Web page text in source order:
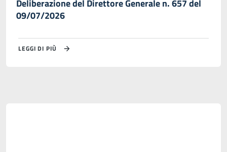
Deliberazione del Direttore Generale n. 657 del
09/07/2026
LEGGI DI PIÙ